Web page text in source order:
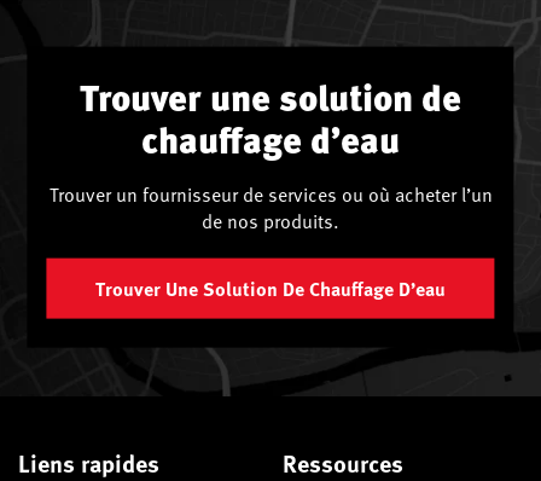
Trouver une solution de
chauffage d’eau
Trouver un fournisseur de services ou où acheter l’un
de nos produits.
Trouver Une Solution De Chauffage D’eau
Liens rapides Ressources